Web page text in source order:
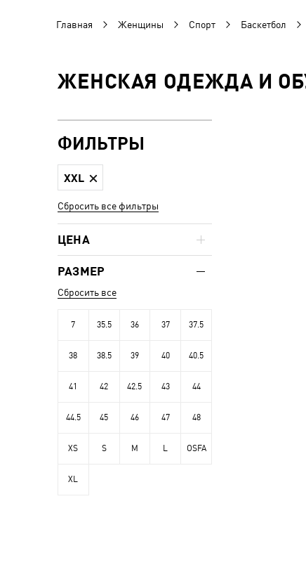
Главная Женщины Спорт Баскетбол
ЖЕНСКАЯ ОДЕЖДА И
ФИЛЬТРЫ
XXL
Сбросить все фильтры
ЦЕНА
РАЗМЕР
Сбросить все
7 35.5 36 37 37.5
38 38.5 39 40 40.5
41 42 42.5 43 44
44.5 45 46 47 48
XS S M L OSFA
XL